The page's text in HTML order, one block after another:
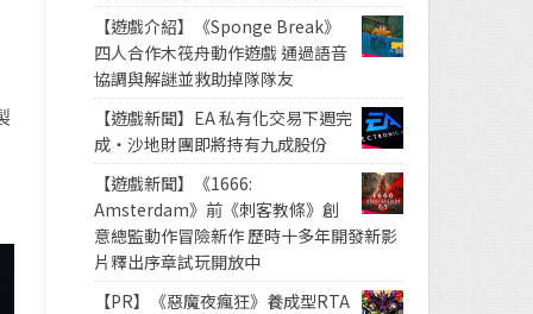
【遊戲介紹】《Sponge Break》
四人合作木筏舟動作遊戲 通過語音
協調與解謎並救助掉隊隊友
【遊戲新聞】EA 私有化交易下週完
成・沙地財團即將持有九成股份
【遊戲新聞】《1666:
Amsterdam》前《刺客教條》創
意總監動作冒險新作 歷時十多年開發新影
片釋出序章試玩開放中
【PR】《惡魔夜瘋狂》養成型RTA